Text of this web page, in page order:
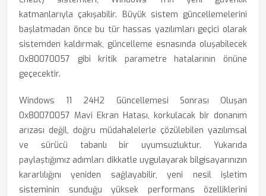
katmanlarıyla çakışabilir. Büyük sistem güncellemelerini
başlatmadan önce bu tür hassas yazılımları geçici olarak
sistemden kaldırmak, güncelleme esnasında oluşabilecek
0x80070057 gibi kritik parametre hatalarının önüne
geçecektir.
Windows 11 24H2 Güncellemesi Sonrası Oluşan
0x80070057 Mavi Ekran Hatası, korkulacak bir donanım
arızası değil, doğru müdahalelerle çözülebilen yazılımsal
ve sürücü tabanlı bir uyumsuzluktur. Yukarıda
paylaştığımız adımları dikkatle uygulayarak bilgisayarınızın
kararlılığını yeniden sağlayabilir, yeni nesil işletim
sisteminin sunduğu yüksek performans özelliklerini